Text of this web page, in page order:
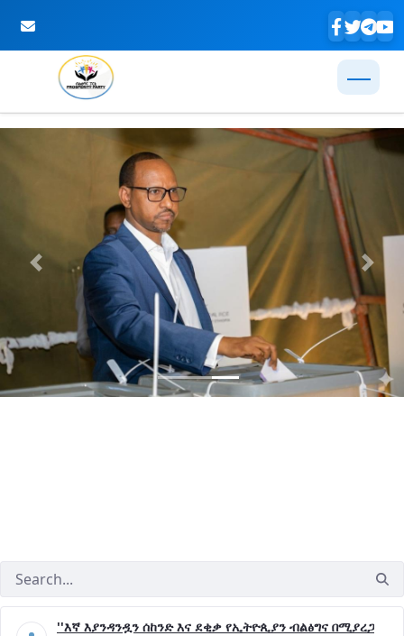
Skip to Main Content
Previous Next
''እኛ እያንዳንዷን ሰከንድ እና ደቂቃ የኢትዮጲያን ብልፅግና